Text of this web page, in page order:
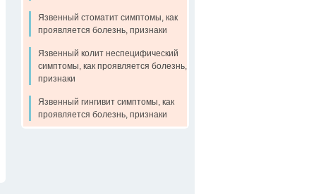
Язвенный стоматит симптомы, как
проявляется болезнь, признаки
Язвенный колит неспецифический
симптомы, как проявляется болезнь,
признаки
Язвенный гингивит симптомы, как
проявляется болезнь, признаки